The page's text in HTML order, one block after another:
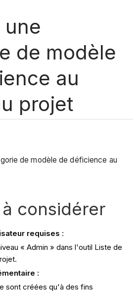
de modèle
au
projet
de modèle de déficience au
considérer
requises :
« Admin » dans l'outil Liste de
:
sont créées qu'à des fins